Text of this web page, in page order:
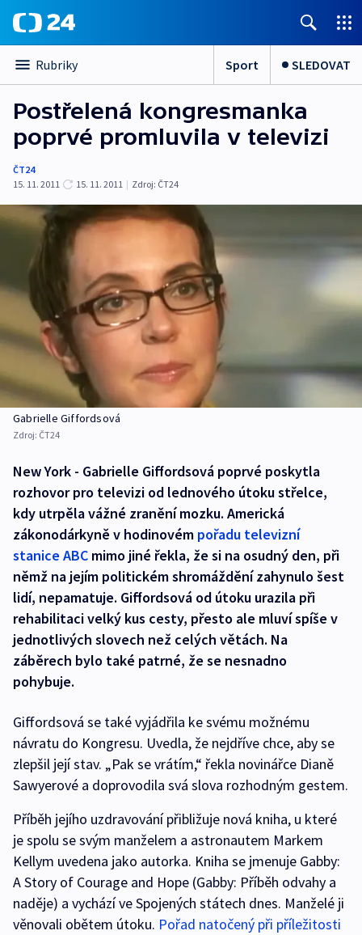
Rubriky Sport SLEDOVAT
Postřelená kongresmanka
poprvé promluvila v televizi
ČT24
15. 11. 2011
15. 11. 2011 | Zdroj: ČT24
Gabrielle Giffordsová
Zdroj: ČT24
New York - Gabrielle Giffordsová poprvé poskytla
rozhovor pro televizi od lednového útoku střelce,
kdy utrpěla vážné zranění mozku. Americká
zákonodárkyně v hodinovém pořadu televizní
stanice ABC mimo jiné řekla, že si na osudný den, při
němž na jejím politickém shromáždění zahynulo šest
lidí, nepamatuje. Giffordsová od útoku urazila při
rehabilitaci velký kus cesty, přesto ale mluví spíše v
jednotlivých slovech než celých větách. Na
záběrech bylo také patrné, že se nesnadno
pohybuje.
Giffordsová se také vyjádřila ke svému možnému
návratu do Kongresu. Uvedla, že nejdříve chce, aby se
zlepšil její stav. „Pak se vrátím,“ řekla novinářce Dianě
Sawyerové a doprovodila svá slova rozhodným gestem.
Příběh jejího uzdravování přibližuje nová kniha, u které
je spolu se svým manželem a astronautem Markem
Kellym uvedena jako autorka. Kniha se jmenuje Gabby:
A Story of Courage and Hope (Gabby: Příběh odvahy a
naděje) a vychází ve Spojených státech dnes. Manželé ji
věnovali obětem útoku. Pořad natočený při příležitosti